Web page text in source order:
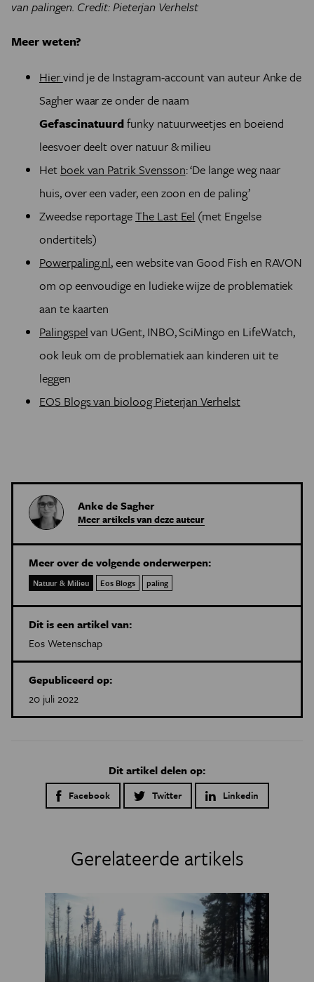
van palingen. Credit: Pieterjan Verhelst
Meer weten?
Hiervind je de Instagram-account van auteur Anke de
Sagher waar ze onder de naam
Gefascinatuurdfunky natuurweetjes en boeiend
leesvoer deelt over natuur & milieu
Het boek van Patrik Svensson: ‘De lange weg naar
huis, over een vader, een zoon en de paling’
Zweedse reportageThe Last Eel (met Engelse
ondertitels)
Powerpaling.nl, een website van Good Fish en RAVON
om op eenvoudige en ludieke wijze de problematiek
aan te kaarten
Palingspelvan UGent, INBO, SciMingo en LifeWatch,
ook leuk om de problematiek aan kinderen uit te
leggen
EOS Blogs van bioloog Pieterjan Verhelst
Anke de Sagher
Meer artikels van deze auteur
Meer over de volgende onderwerpen:
Natuur & Milieu Eos Blogs paling
Dit is een artikel van:
Eos Wetenschap
Gepubliceerd op:
20 juli 2022
Dit artikel delen op:
Facebook Twitter Linkedin
Gerelateerde artikels